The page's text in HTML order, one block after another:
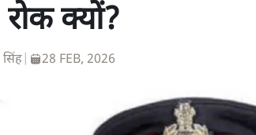
रोक क्यों?
28 FEB, 2026